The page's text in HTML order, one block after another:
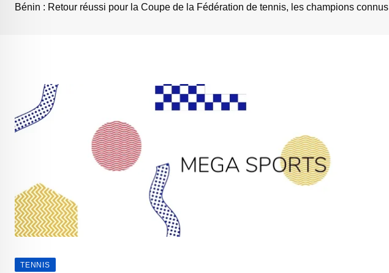
Bénin : Retour réussi pour la Coupe de la Fédération de tennis, les champions connus
TENNIS